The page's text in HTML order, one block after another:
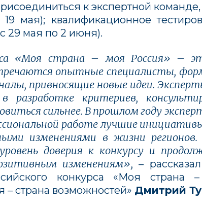
к экспертной
мая); квалификационное
29 мая по 2 июня).
«Моя страна – моя Россия» –
опытные специалисты,
привносящие новые идеи.
критериев,
сильнее. В прошлом году
работе лучшие
изменениями в жизни регионов.
доверия к конкурсу и
изменениям», –
конкурса «Моя страна
страна возможностей» Дмитрий